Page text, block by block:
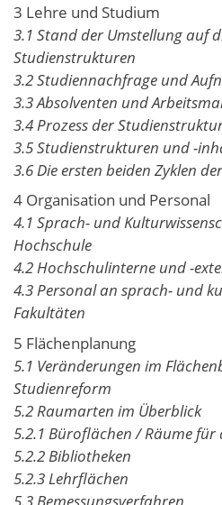
3 Lehre und Studium
3.1 Stand der Umstellung auf
Studienstrukturen
3.2 Studiennachfrage und
3.3 Absolventen und
3.4 Prozess der
3.5 Studienstrukturen und -
3.6 Die ersten beiden Zyklen
4 Organisation und Personal
4.1 Sprach- und
Hochschule
4.2 Hochschulinterne und -
4.3 Personal an sprach- und
Fakultäten
5 Flächenplanung
5.1 Veränderungen im
Studienreform
5.2 Raumarten im Überblick
5.2.1 Büroflächen / Räume für
5.2.2 Bibliotheken
5.2.3 Lehrflächen
5.3 Bemessungsverfahren